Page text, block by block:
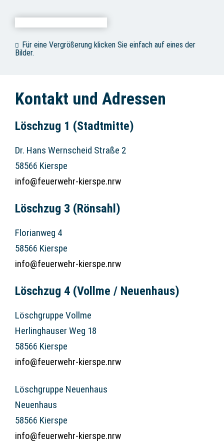
Für eine Vergrößerung klicken Sie einfach auf eines der
Bilder.
Kontakt und Adressen
Löschzug 1 (Stadtmitte)
Dr. Hans Wernscheid Straße 2
58566 Kierspe
info@feuerwehr-kierspe.nrw
Löschzug 3 (Rönsahl)
Florianweg 4
58566 Kierspe
info@feuerwehr-kierspe.nrw
Löschzug 4 (Vollme / Neuenhaus)
Löschgruppe Vollme
Herlinghauser Weg 18
58566 Kierspe
info@feuerwehr-kierspe.nrw
Löschgruppe Neuenhaus
Neuenhaus
58566 Kierspe
info@feuerwehr-kierspe.nrw